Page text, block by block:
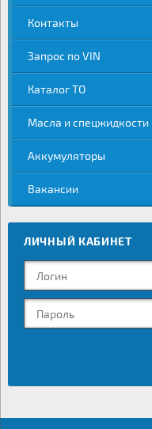
Контакты
Запрос по VIN
Каталог ТО
Масла и спецжидкости
Аккумуляторы
Вакансии
ЛИЧНЫЙ КАБИНЕТ